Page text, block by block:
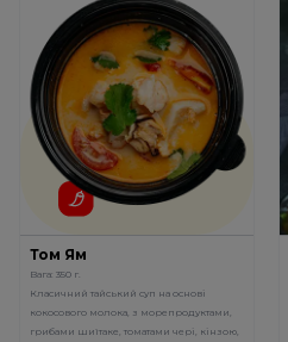
Том Ям
Вага: 350 г.
Класичний тайський суп на основі
кокосового молока, з морепродуктами,
грибами шиїтаке, томатами чері, кінзою,